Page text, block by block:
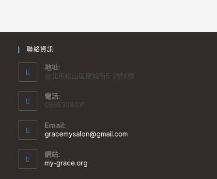
聯絡資訊
地址:
台北市松山區慶城街6-2號6樓
電話:
0958308031
Email:
gracemysalon@gmail.com
網站:
my-grace.org